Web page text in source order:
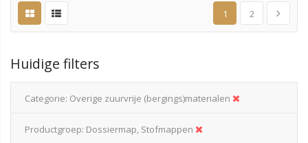
1 2
Huidige filters
Categorie Overige zuurvrije (bergings)materialen
Productgroep Dossiermap, Stofmappen